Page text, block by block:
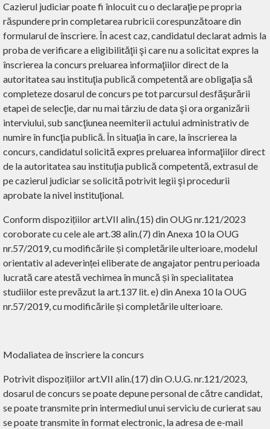
Cazierul judiciar poate fi înlocuit cu o declaraţie pe propria
răspundere prin completarea rubricii corespunzătoare din
formularul de înscriere. În acest caz, candidatul declarat admis la
proba de verificare a eligibilităţii şi care nu a solicitat expres la
înscrierea la concurs preluarea informaţiilor direct de la
autoritatea sau instituţia publică competentă are obligaţia să
completeze dosarul de concurs pe tot parcursul desfăşurării
etapei de selecţie, dar nu mai târziu de data şi ora organizării
interviului, sub sancţiunea neemiterii actului administrativ de
numire în funcţia publică. În situaţia în care, la înscrierea la
concurs, candidatul solicită expres preluarea informaţiilor direct
de la autoritatea sau instituţia publică competentă, extrasul de
pe cazierul judiciar se solicită potrivit legii şi procedurii
aprobate la nivel instituţional.
Conform dispozițiilor art.VII alin.(15) din OUG nr.121/2023
coroborate cu cele ale art.38 alin.(7) din Anexa 10 la OUG
nr.57/2019, cu modificările și completările ulterioare, modelul
orientativ al adeverinței eliberate de angajator pentru perioada
lucrată care atestă vechimea în muncă și în specialitatea
studiilor este prevăzut la art.137 lit. e) din Anexa 10 la OUG
nr.57/2019, cu modificările și completările ulterioare.
Modaliatea de înscriere la concurs
Potrivit dispozițiilor art.VII alin.(17) din O.U.G. nr.121/2023,
dosarul de concurs se poate depune personal de către candidat,
se poate transmite prin intermediul unui serviciu de curierat sau
se poate transmite în format electronic, la adresa de e-mail